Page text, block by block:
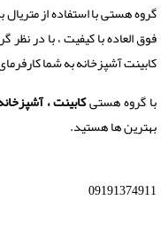
گروه هستی با استفاده از
فوق العاده با کیفیت ، با در نظر
کابینت آشپزخانه به شما
با گروه هستیکابینت ، آشپزخانه
بهترین ها هستید.
09191374911